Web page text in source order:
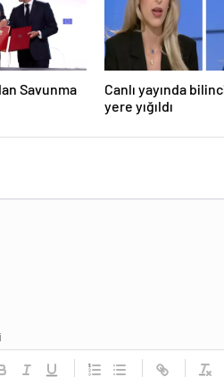
Savunma
Canlı yayında
yere yığıldı